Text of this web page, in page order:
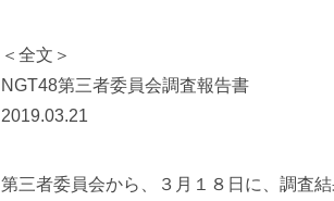
＜全文＞
NGT48第三者委員会調査報告書
2019.03.21
第三者委員会から、３月１８日に、調査